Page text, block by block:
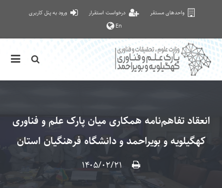
واحدهای مستقر درخواست استقرار
ورود به پنل کاربری
En
انعقاد تفاهم‌نامه همکاری میان پارک علم و فناوری
کهگیلویه و بویراحمد و دانشگاه فرهنگیان استان
۱۴۰۵/۰۲/۲۱